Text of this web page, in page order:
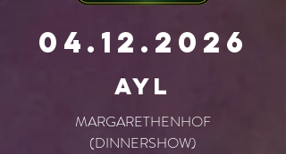
04.12.2026
ayl
MARGARETHENHOF
(DINNERSHOW)